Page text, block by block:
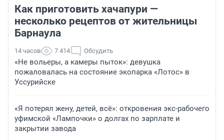
Как приготовить хачапури —
несколько рецептов от жительницы
Барнаула
14 часов 7 414 Обсудить
«Не вольеры, а камеры пыток»: девушка
пожаловалась на состояние экопарка «Лотос» в
Уссурийске
«Я потерял жену, детей, всё»: откровения экс-рабочего
уфимской «Лампочки» о долгах по зарплате и
закрытии завода